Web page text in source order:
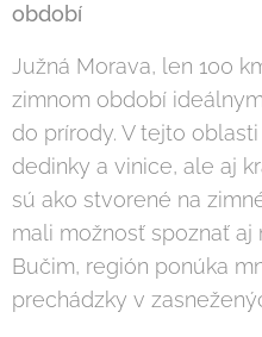
období
Južná Morava, len 100
zimnom období
do prírody. V tejto
dedinky a vinice, ale aj
sú ako stvorené na
mali možnosť spoznať aj
Bučim, región ponúka
prechádzky v